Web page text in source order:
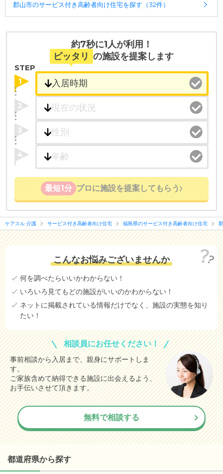
・こだわりの条件や医療体制から施設を探せる
「夫婦入居可」の施設、「看取り可」の施設など、
医療・看護体制から施設を探すこともできます。
郡山市のサービス付き高齢者向け住宅を探す（32件）
約7秒に1人が利用！
ピッタリ の施設を提案します
STEP
1
2
3
4
最短1分 プロに施設を提案してもらう
ケアスル 介護 サービス付き高齢者向け住宅 福島県のサービス付き高齢者向け住宅
こんなお悩みございませんか
何を調べたらいいかわからない！
いろいろ見てもどの施設がいいのかわからない！
ネットに掲載されている情報だけでなく、施設の実態を知り
たい！
相談員にお任せください！
事前相談から入居まで、親身にサポートしま
す。
ご家族含めて納得できる施設に出会えるよう、
お手伝いさせて頂きます。
無料で相談する
都道府県から探す